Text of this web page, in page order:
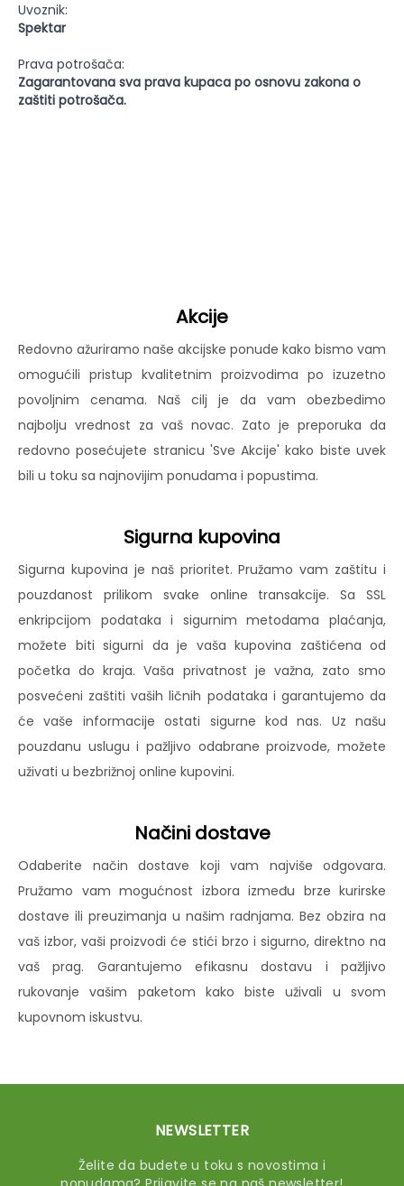
Uvoznik:
Spektar
Prava potrošača:
Zagarantovana sva prava kupaca po osnovu zakona o
zaštiti potrošača.
Akcije
Redovno ažuriramo naše akcijske ponude kako bismo vam
omogućili pristup kvalitetnim proizvodima po izuzetno
povoljnim cenama. Naš cilj je da vam obezbedimo
najbolju vrednost za vaš novac. Zato je preporuka da
redovno posećujete stranicu 'Sve Akcije' kako biste uvek
bili u toku sa najnovijim ponudama i popustima.
Sigurna kupovina
Sigurna kupovina je naš prioritet. Pružamo vam zaštitu i
pouzdanost prilikom svake online transakcije. Sa SSL
enkripcijom podataka i sigurnim metodama plaćanja,
možete biti sigurni da je vaša kupovina zaštićena od
početka do kraja. Vaša privatnost je važna, zato smo
posvećeni zaštiti vaših ličnih podataka i garantujemo da
će vaše informacije ostati sigurne kod nas. Uz našu
pouzdanu uslugu i pažljivo odabrane proizvode, možete
uživati u bezbrižnoj online kupovini.
Načini dostave
Odaberite način dostave koji vam najviše odgovara.
Pružamo vam mogućnost izbora između brze kurirske
dostave ili preuzimanja u našim radnjama. Bez obzira na
vaš izbor, vaši proizvodi će stići brzo i sigurno, direktno na
vaš prag. Garantujemo efikasnu dostavu i pažljivo
rukovanje vašim paketom kako biste uživali u svom
kupovnom iskustvu.
NEWSLETTER
Želite da budete u toku s novostima i